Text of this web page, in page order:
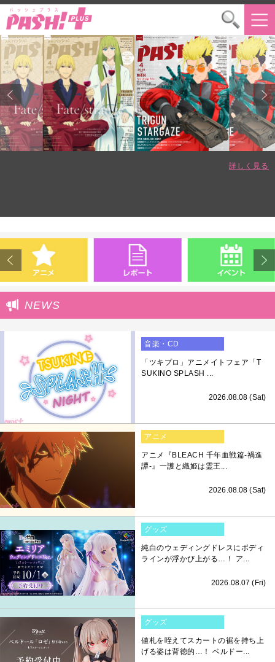
詳しく見る
NEWS
音楽・CD
「ツキプロ」アニメイトフェア「T
SUKINO SPLASH ...
2026.08.08 (Sat)
アニメ
アニメ『BLEACH 千年血戦篇-禍進
譚-』一護と織姫は霊王...
2026.08.08 (Sat)
グッズ
純白のウェディングドレスにボディ
ラインが浮かび上がる…！ ア...
2026.08.07 (Fri)
グッズ
値札を咥えてスカートの裾を持ち上
げる姿は背徳的…！ ベルドー...